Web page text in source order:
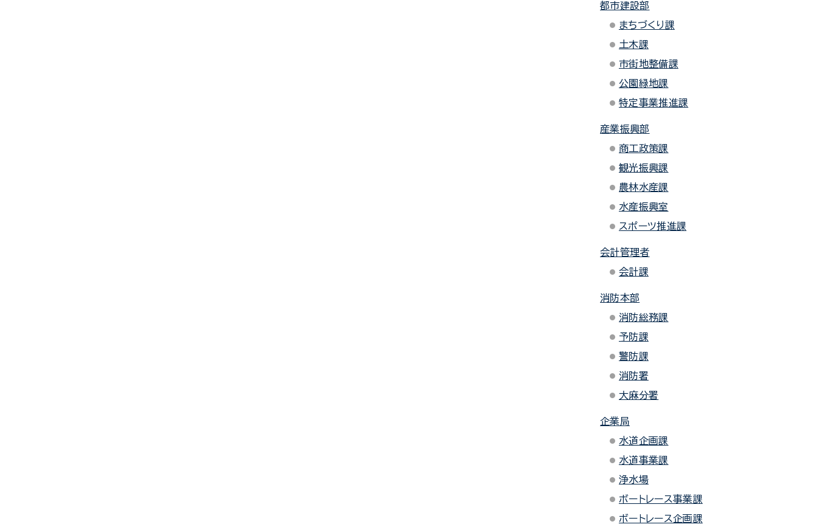
都市建設部
まちづくり課
土木課
市街地整備課
公園緑地課
特定事業推進課
産業振興部
商工政策課
観光振興課
農林水産課
水産振興室
スポーツ推進課
会計管理者
会計課
消防本部
消防総務課
予防課
警防課
消防署
大麻分署
企業局
水道企画課
水道事業課
浄水場
ボートレース事業課
ボートレース企画課